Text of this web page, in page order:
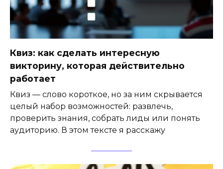
Квиз: как сделать интересную
викторину, которая действительно
работает
Квиз — слово короткое, но за ним скрывается
целый набор возможностей: развлечь,
проверить знания, собрать лиды или понять
аудиторию. В этом тексте я расскажу